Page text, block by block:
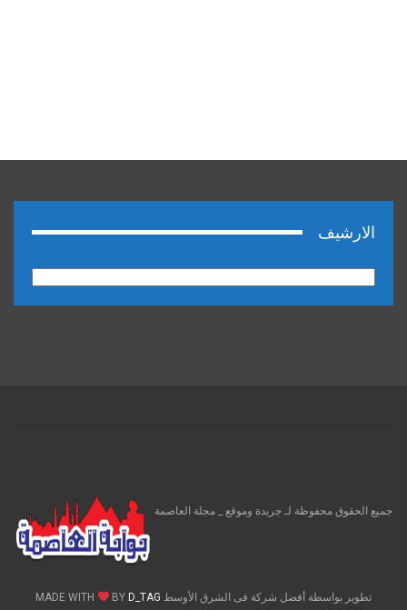
الارشيف
جميع الحقوق محفوظة لـ جريدة وموقع _ مجلة العاصمة
تطوير بواسطة أفضل شركة فى الشرق الأوسط MADE WITH BY D_TAG